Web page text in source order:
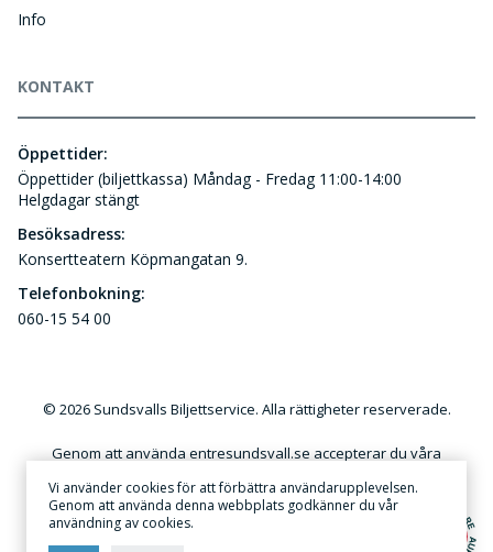
Info
KONTAKT
Öppettider:
Öppettider (biljettkassa) Måndag - Fredag 11:00-14:00
Helgdagar stängt
Besöksadress:
Konsertteatern Köpmangatan 9.
Telefonbokning:
060-15 54 00
© 2026 Sundsvalls Biljettservice. Alla rättigheter reserverade.
Genom att använda entresundsvall.se accepterar du våra
innehållet på denna webbplats utan skriftlig tillåtelse är förbjudet.
Vi använder cookies för att förbättra användarupplevelsen.
Genom att använda denna webbplats godkänner du vår
användning av cookies.